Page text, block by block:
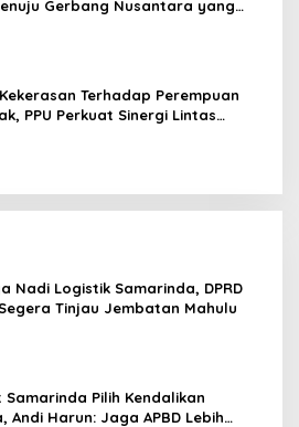
Gerbang Nusantara yang
Terhadap Perempuan
PPU Perkuat Sinergi Lintas
Nadi Logistik Samarinda, DPRD
Tinjau Jembatan Mahulu
Samarinda Pilih Kendalikan
Andi Harun: Jaga APBD Lebih